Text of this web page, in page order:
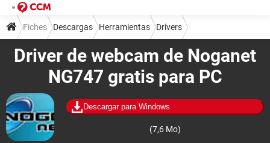
Driver de webcam de Noganet
NG747 gratis para PC
Descargar para Windows
(7,6 Mo)
Fiches Descargas Herramientas Drivers